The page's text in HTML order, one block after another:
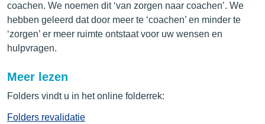
coachen. We noemen dit ‘van zorgen naar coachen’. We
hebben geleerd dat door meer te ‘coachen’ en minder te
‘zorgen’ er meer ruimte ontstaat voor uw wensen en
hulpvragen.
Meer lezen
Folders vindt u in het online folderrek:
Folders revalidatie